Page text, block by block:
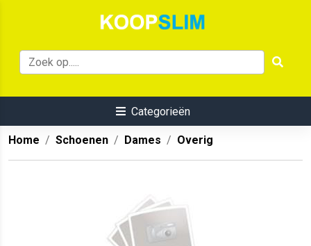
Categorieën
Home Schoenen Dames Overig